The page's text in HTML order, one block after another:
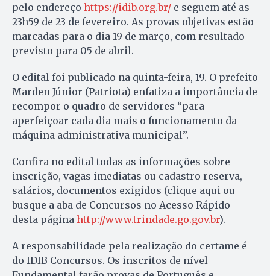
pelo endereço https://idib.org.br/ e seguem até as
23h59 de 23 de fevereiro. As provas objetivas estão
marcadas para o dia 19 de março, com resultado
previsto para 05 de abril.
O edital foi publicado na quinta-feira, 19. O prefeito
Marden Júnior (Patriota) enfatiza a importância de
recompor o quadro de servidores “para
aperfeiçoar cada dia mais o funcionamento da
máquina administrativa municipal”.
Confira no edital todas as informações sobre
inscrição, vagas imediatas ou cadastro reserva,
salários, documentos exigidos (clique aqui ou
busque a aba de Concursos no Acesso Rápido
desta página http://www.trindade.go.gov.br).
A responsabilidade pela realização do certame é
do IDIB Concursos. Os inscritos de nível